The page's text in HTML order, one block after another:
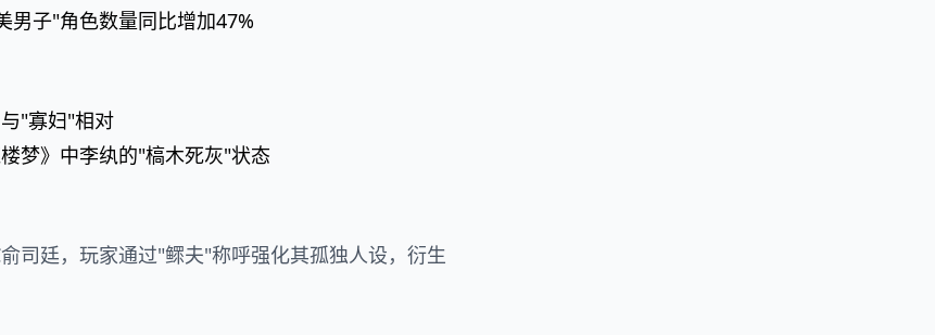
男子"角色数量同比增加47%
"寡妇"相对
梦》中李纨的"槁木死灰"状态
司廷，玩家通过"鳏夫"称呼强化其孤独人设，衍生